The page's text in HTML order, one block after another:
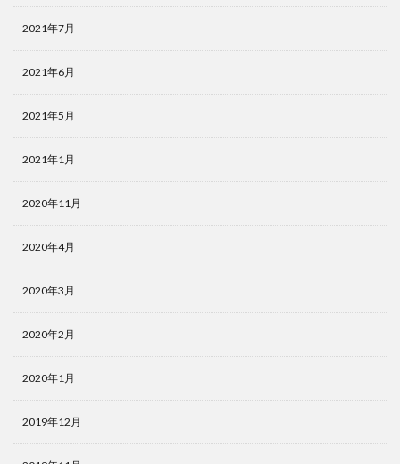
2021年7月
2021年6月
2021年5月
2021年1月
2020年11月
2020年4月
2020年3月
2020年2月
2020年1月
2019年12月